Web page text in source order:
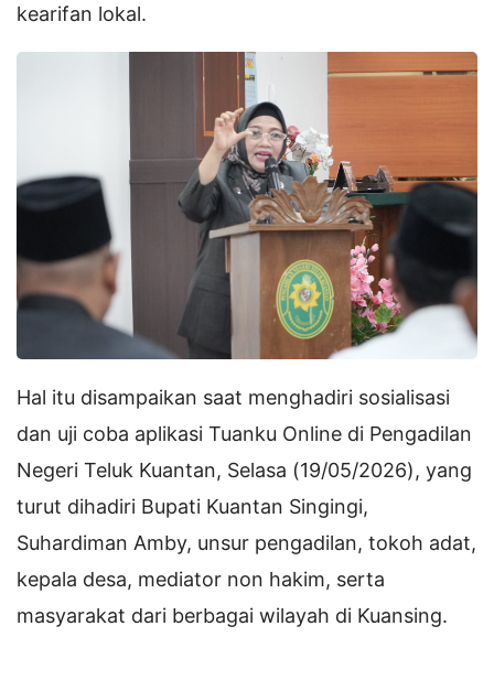
kearifan lokal.
Hal itu disampaikan saat menghadiri sosialisasi
dan uji coba aplikasi Tuanku Online di Pengadilan
Negeri Teluk Kuantan, Selasa (19/05/2026), yang
turut dihadiri Bupati Kuantan Singingi,
Suhardiman Amby, unsur pengadilan, tokoh adat,
kepala desa, mediator non hakim, serta
masyarakat dari berbagai wilayah di Kuansing.